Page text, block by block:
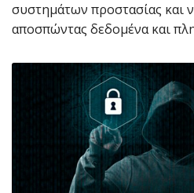
συστημάτων προστασίας και
αποσπώντας δεδομένα και